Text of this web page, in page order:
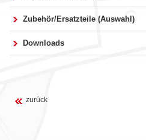
Zubehör/Ersatzteile (Auswahl)
Downloads
zurück